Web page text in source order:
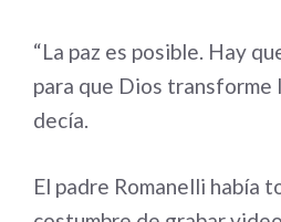
“La paz es posible. Hay
para que Dios transforme
decía.
El padre Romanelli había